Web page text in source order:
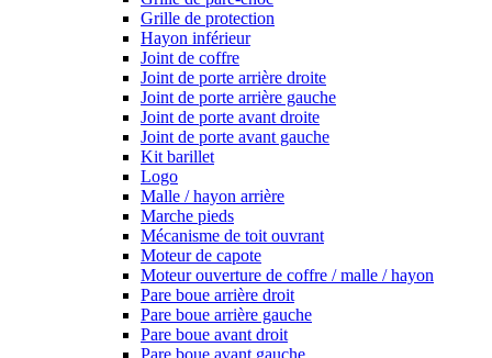
Grille de protection
Hayon inférieur
Joint de coffre
Joint de porte arrière droite
Joint de porte arrière gauche
Joint de porte avant droite
Joint de porte avant gauche
Kit barillet
Logo
Malle / hayon arrière
Marche pieds
Mécanisme de toit ouvrant
Moteur de capote
Moteur ouverture de coffre / malle / hayon
Pare boue arrière droit
Pare boue arrière gauche
Pare boue avant droit
Pare boue avant gauche